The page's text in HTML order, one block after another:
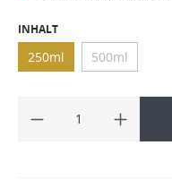
INHALT
250ml 500ml